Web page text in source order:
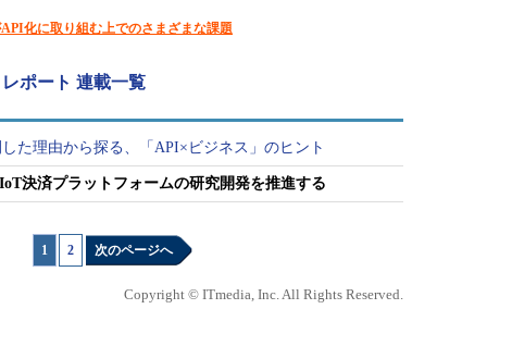
化に取り組む上でのさまざまな課題
ポート 連載一覧
た理由から探る、「API×ビジネス」のヒント
決済プラットフォームの研究開発を推進する
1 2 次のページへ
Copyright © ITmedia, Inc. All Rights Reserved.